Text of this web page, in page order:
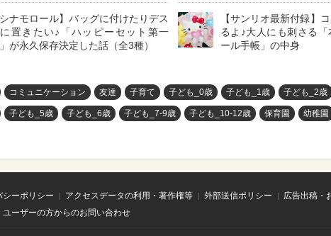
シナモロール】バッグに付けたりデス
置きたい♪「ハッピーセット第一
が永久保存決定した話（全3種）
【サンリオ最新付録】
るよ♪大人にも刺さる
ール手帳」の中身
コミュニケーション 友達 子育て 子ども_0歳 子ども_1歳 子ども_2歳
子ども_5歳 子ども_6歳 子ども_7-9歳 子ども_10-12歳 保育園 幼稚園
シーポリシー アクセスデータの利用・著作権等 外部送信ポリシー
広告出稿・
ーザーの方からのお問い合わせ